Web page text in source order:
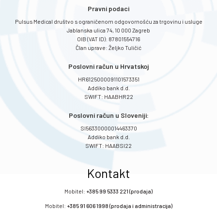
Pravni podaci
Pulsus Medical društvo s ograničenom odgovornošću za trgovinu i usluge
Jablanska ulica 74, 10 000 Zagreb
OIB (VAT ID): 87801554716
Član uprave: Željko Tuličić
Poslovni račun u Hrvatskoj
HR6125000091101573351
Addiko bank d.d.
SWIFT: HAABHR22
Poslovni račun u Sloveniji:
SI56330000014463370
Addiko bank d.d.
SWIFT: HAABSI22
Kontakt
Mobitel: +385 99 5333 221 (prodaja)
Mobitel: +385 91 606 1998 (prodaja i administracija)